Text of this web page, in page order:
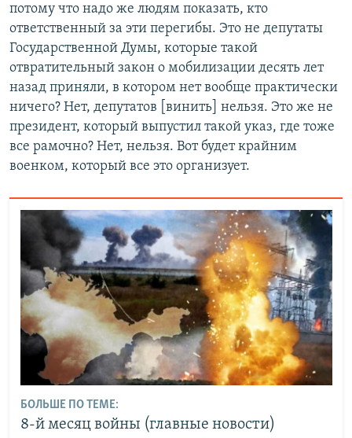
потому что надо же людям показать, кто
ответственный за эти перегибы. Это не депутаты
Государственной Думы, которые такой
отвратительный закон о мобилизации десять лет
назад приняли, в котором нет вообще практически
ничего? Нет, депутатов [винить] нельзя. Это же не
президент, который выпустил такой указ, где тоже
все рамочно? Нет, нельзя. Вот будет крайним
военком, который все это организует.
БОЛЬШЕ ПО ТЕМЕ:
8-й месяц войны (главные новости)